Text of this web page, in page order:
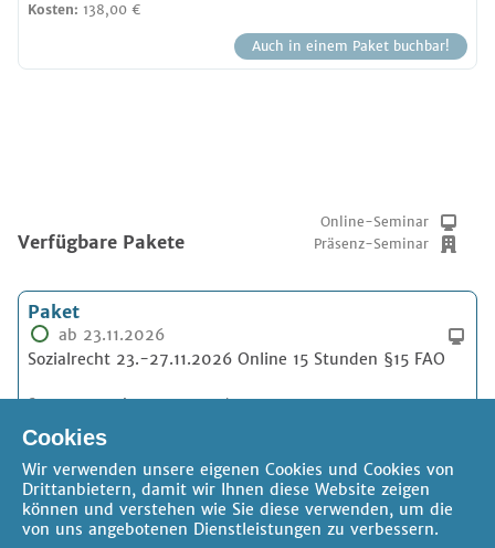
Kosten: 138,00 €
Auch in einem Paket buchbar!
Verfügbare Pakete
Online-Seminar
Präsenz-Seminar
Paket
ab 23.11.2026
Sozialrecht 23.-27.11.2026 Online 15 Stunden §15 FAO
§15 FAO Stunden:max. 15 Std.
Kosten:
Cookies
Wir verwenden unsere eigenen Cookies und Cookies von
Drittanbietern, damit wir Ihnen diese Website zeigen
können und verstehen wie Sie diese verwenden, um die
von uns angebotenen Dienstleistungen zu verbessern.